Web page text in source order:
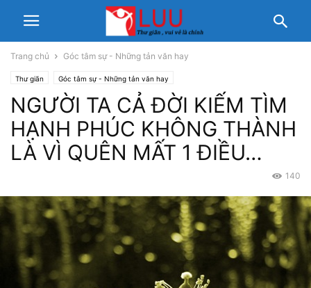
Trang chủ Góc tâm sự - Những tản văn hay
Thư giãn Góc tâm sự - Những tản văn hay
NGƯỜI TA CẢ ĐỜI KIẾM TÌM
HẠNH PHÚC KHÔNG THÀNH
LÀ VÌ QUÊN MẤT 1 ĐIỀU…
140